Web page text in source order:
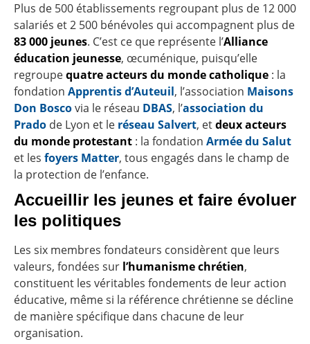
Plus de 500 établissements regroupant plus de 12 000
salariés et 2 500 bénévoles qui accompagnent plus de
83 000 jeunes. C’est ce que représente l’Alliance
éducation jeunesse, œcuménique, puisqu’elle
regroupequatre acteurs du monde catholique : la
fondation Apprentis d’Auteuil, l’association Maisons
Don Boscovia le réseau DBAS, l’association du
Prado de Lyon et le réseau Salvert, etdeux acteurs
du monde protestant : la fondation Armée du Salut
et les foyers Matter, tous engagés dans le champ de
la protection de l’enfance.
Accueillir les jeunes et faire évoluer
les politiques
Les six membres fondateurs considèrent que leurs
valeurs, fondées sur l’humanisme chrétien,
constituent les véritables fondements de leur action
éducative, même si la référence chrétienne se décline
de manière spécifique dans chacune de leur
organisation.